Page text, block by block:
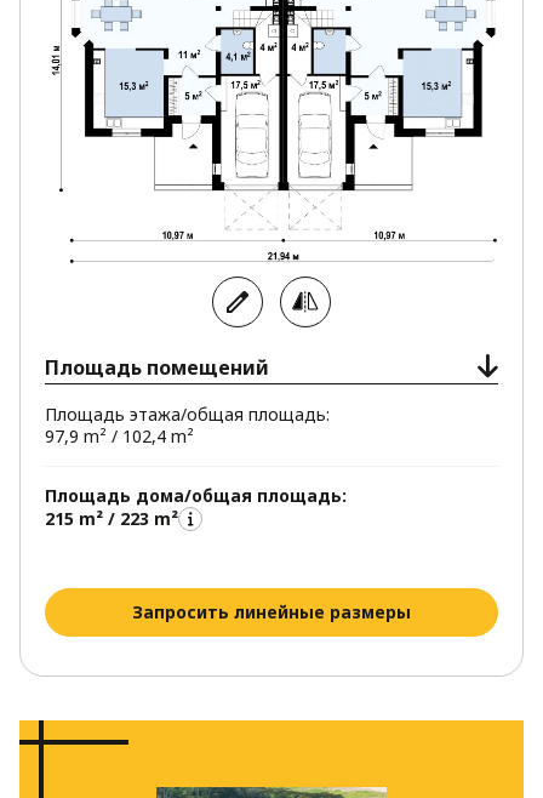
Площадь помещений
Площадь этажа/общая площадь:
97,9 m² / 102,4 m²
Площадь дома/общая площадь:
215 m² / 223 m²
Запросить линейные размеры